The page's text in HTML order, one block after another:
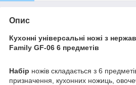
Опис
Кухонні універсальні ножі з
Family GF-06 6 предметів
Набір ножів складається з 6
призначення, кухонних ножиць,